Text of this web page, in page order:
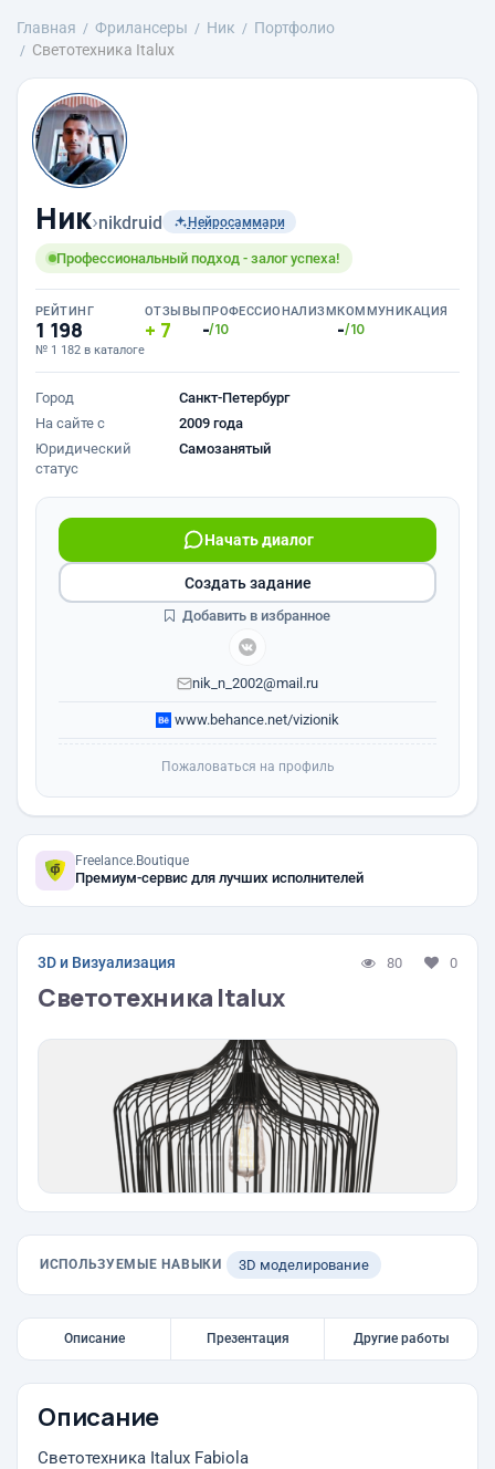
Главная Фрилансеры Ник
Портфолио
Светотехника Italux
Ник›nikdruid Нейросаммари
Профессиональный подход - залог успеха!
РЕЙТИНГ
1 198
№ 1 182 в каталоге
ОТЗЫВЫ
7
ПРОФЕССИОНАЛИЗМ
-/10
КОММУНИКАЦИЯ
-/10
Город
Санкт-Петербург
На сайте с
2009 года
Юридический
статус
Самозанятый
Начать диалог
nik_n_2002@mail.ru
www.behance.net/vizionik
Создать задание
Добавить в избранное
Пожаловаться на профиль
Freelance.Boutique
Премиум-сервис для лучших исполнителей
3D и Визуализация 80 0
Светотехника Italux
ИСПОЛЬЗУЕМЫЕ НАВЫКИ 3D моделирование
Описание Презентация Другие работы
Описание
Светотехника Italux Fabiola